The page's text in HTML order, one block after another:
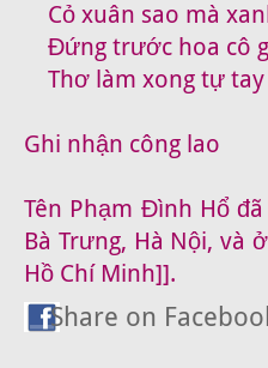
Cỏ xuân sao mà
Đứng trước hoa cô
Thơ làm xong tự tay
Ghi nhận công lao
Tên Phạm Đình Hổ
Bà Trưng, Hà Nội, và
Hồ Chí Minh]].
Share on